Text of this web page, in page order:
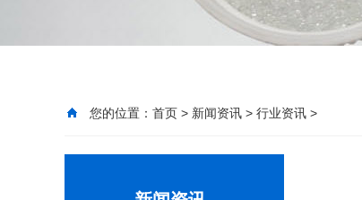
您的位置： 首页 > 新闻资讯 > 行业资讯 >